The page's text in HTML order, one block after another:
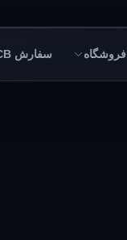
فروشگاه سفارش PCB